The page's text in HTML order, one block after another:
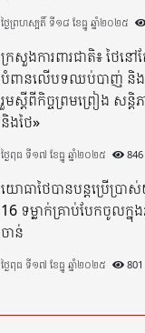
ថ្ងៃព្រហស្បតិ៍ ទី១៨ ខែធ្នូ ឆ្នាំ២០២៥
ក្រសួងការពារជាតិ៖ ថៃនៅ
បំពានលើបទឈប់បាញ់ និង«
រួមស្តីពីកិច្ចព្រមព្រៀង សន្តិភ
និងថៃ»
ថ្ងៃពុធ ទី១៧ ខែធ្នូ ឆ្នាំ២០២៥ 846
យោធាថៃបានបន្តប្រើប្រា
16 ទម្លាក់គ្រាប់បែកចូលក្នុ
ចាន់
ថ្ងៃពុធ ទី១៧ ខែធ្នូ ឆ្នាំ២០២៥ 801